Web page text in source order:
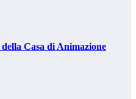
Casa di Animazione